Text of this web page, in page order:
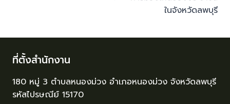
ในจังหวัดลพบุรี
ที่ตั้งสำนักงาน
180 หมู่ 3 ตำบลหนองม่วง อำเภอหนองม่วง จังหวัดลพบุรี
รหัสไปรษณีย์ 15170